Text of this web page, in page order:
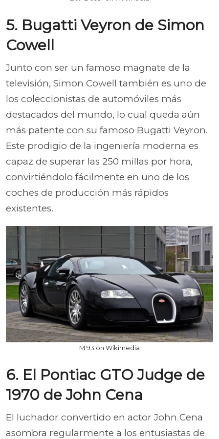
5. Bugatti Veyron de Simon
Cowell
Junto con ser un famoso magnate de la
televisión, Simon Cowell también es uno de
los coleccionistas de automóviles más
destacados del mundo, lo cual queda aún
más patente con su famoso Bugatti Veyron.
Este prodigio de la ingeniería moderna es
capaz de superar las 250 millas por hora,
convirtiéndolo fácilmente en uno de los
coches de producción más rápidos
existentes.
M 93 on Wikimedia
6. El Pontiac GTO Judge de
1970 de John Cena
El luchador convertido en actor John Cena
asombra regularmente a los entusiastas de